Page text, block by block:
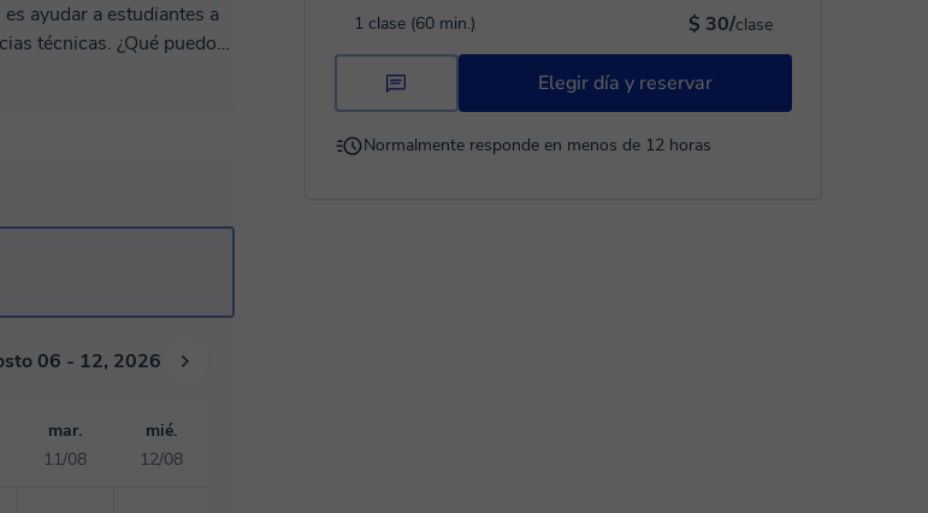
1 clase (60 min.)
$ 30/clase
Elegir día y reservar
Normalmente responde en menos de 12 horas
ayudar a estudiantes a
técnicas. ¿Qué puedo
06 - 12, 2026
mar.
11/08
mié.
12/08